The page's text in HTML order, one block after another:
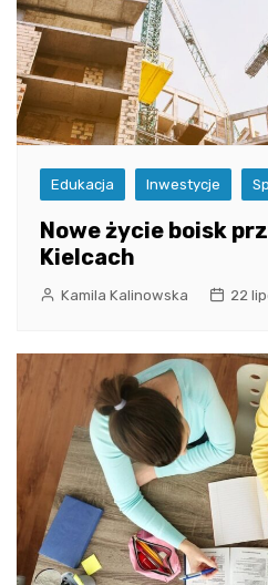
Edukacja Inwestycje
Nowe życie boisk
Kielcach
Kamila Kalinowska 22